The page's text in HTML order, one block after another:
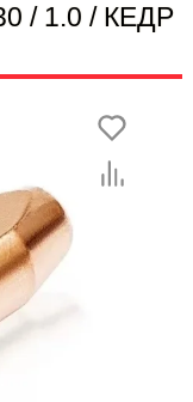
/ 1.0 / КЕДР